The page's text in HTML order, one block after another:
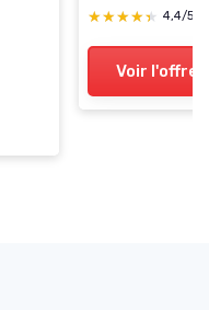
★★★★★
★★★★★ 4,4/5
Voir l'offre